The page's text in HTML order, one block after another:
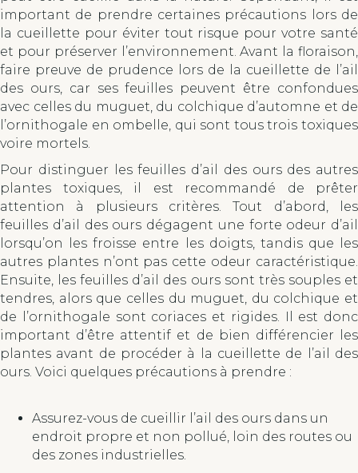
important de prendre certaines précautions lors de
la cueillette pour éviter tout risque pour votre santé
et pour préserver l’environnement. Avant la floraison,
faire preuve de prudence lors de la cueillette de l’ail
des ours, car ses feuilles peuvent être confondues
avec celles du muguet, du colchique d’automne et de
l’ornithogale en ombelle, qui sont tous trois toxiques
voire mortels.
Pour distinguer les feuilles d’ail des ours des autres
plantes toxiques, il est recommandé de prêter
attention à plusieurs critères. Tout d’abord, les
feuilles d’ail des ours dégagent une forte odeur d’ail
lorsqu’on les froisse entre les doigts, tandis que les
autres plantes n’ont pas cette odeur caractéristique.
Ensuite, les feuilles d’ail des ours sont très souples et
tendres, alors que celles du muguet, du colchique et
de l’ornithogale sont coriaces et rigides. Il est donc
important d’être attentif et de bien différencier les
plantes avant de procéder à la cueillette de l’ail des
ours. Voici quelques précautions à prendre :
Assurez-vous de cueillir l’ail des ours dans un
endroit propre et non pollué, loin des routes ou
des zones industrielles.